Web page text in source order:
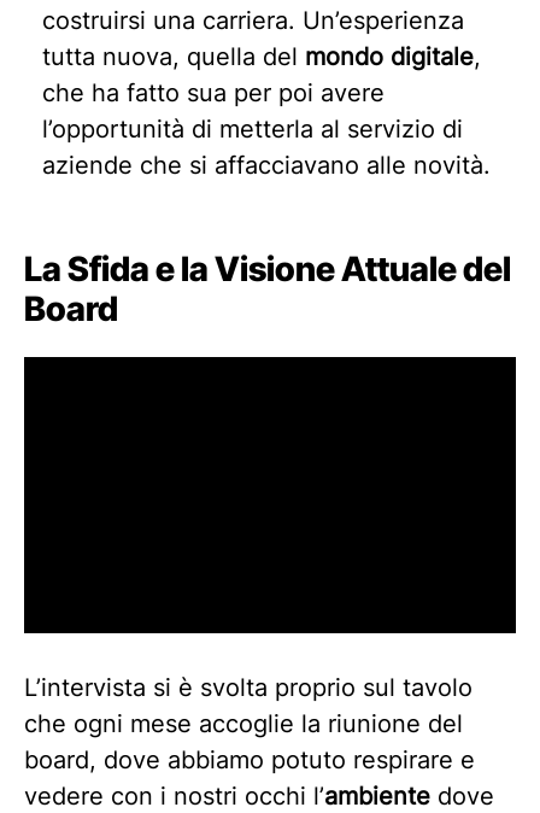
costruirsi una carriera. Un’esperienza
tutta nuova, quella del mondo digitale,
che ha fatto sua per poi avere
l’opportunità di metterla al servizio di
aziende che si affacciavano alle novità.
La Sfida e la Visione Attuale del
Board
L’intervista si è svolta proprio sul tavolo
che ogni mese accoglie la riunione del
board, dove abbiamo potuto respirare e
vedere con i nostri occhi l’ambiente dove